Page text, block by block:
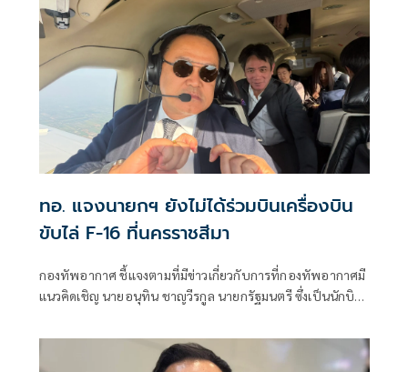
ทอ. แจงนายกฯ ยังไม่ได้ร่วมบินเครื่องบิน
ขับไล่ F-16 ที่นครราชสีมา
กองทัพอากาศ ชี้แจงตามที่มีข่าวเกี่ยวกับการที่กองทัพอากาศมี
แนวคิดเชิญ นายอนุทิน ชาญวีรกูล นายกรัฐมนตรี ซึ่งเป็นนักบิน
รับประสบการณ์ตรงและเข้าใจถึงขีดความสามารถของกองทัพ